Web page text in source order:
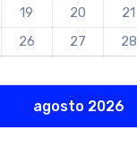
agosto 2026
19 20 21
26 27 28